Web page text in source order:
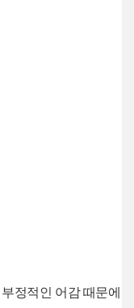
정적인 어감 때문에